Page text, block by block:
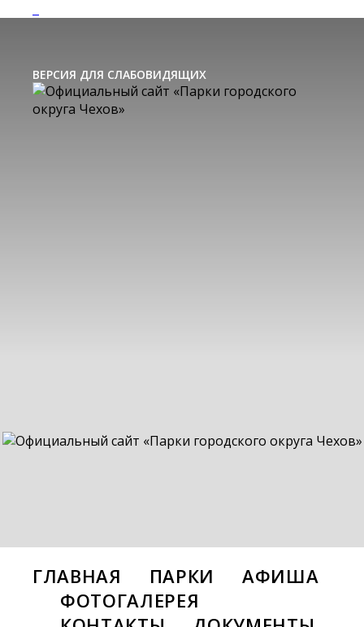
ВЕРСИЯ ДЛЯ СЛАБОВИДЯЩИХ
ГЛАВНАЯ ПАРКИ
АФИША
ФОТОГАЛЕРЕЯ